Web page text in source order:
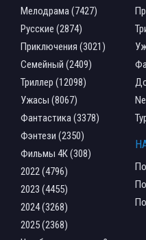
Мелодрама (7427)
Русские (2874)
Приключения (3021)
Семейный (2409)
Триллер (12098)
Ужасы (8067)
Фантастика (3378)
Фэнтези (2350)
Фильмы 4К (308)
2022 (4796)
2023 (4455)
2024 (3268)
2025 (2368)